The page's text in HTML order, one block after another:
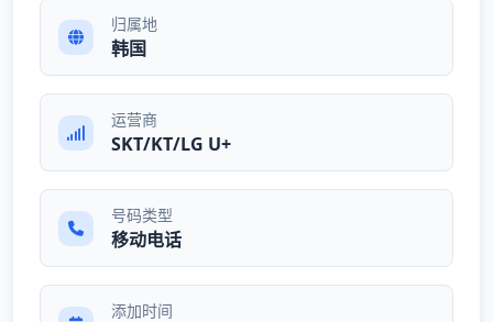
归属地
韩国
运营商
SKT/KT/LG U+
号码类型
移动电话
添加时间